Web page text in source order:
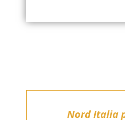
Nord Italia